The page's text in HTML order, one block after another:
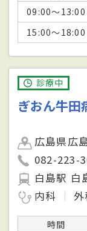
09:00～13:00
15:00～18:00
診療中
ぎおん牛田
広島県広
082-223-
白島駅 白
内科
外
時間